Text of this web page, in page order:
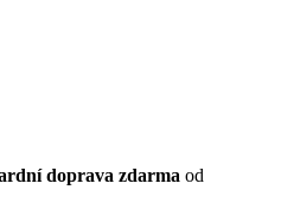
doprava zdarma od